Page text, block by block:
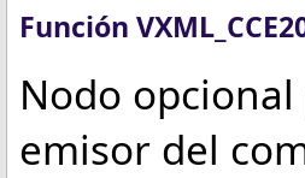
Función
Nodo
emisor del